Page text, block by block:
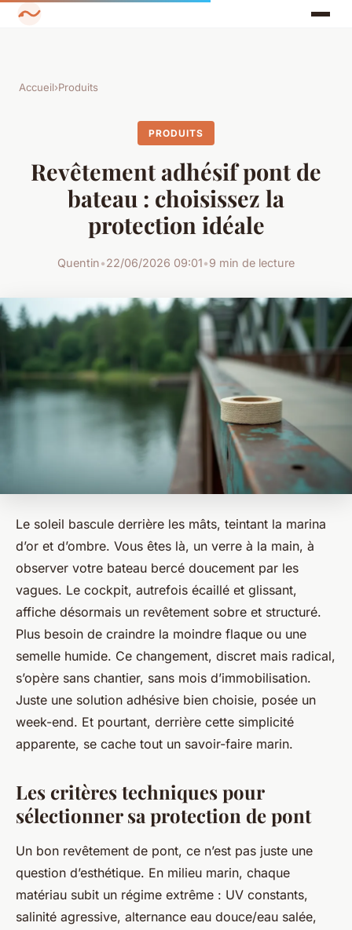
Accueil›Produits
PRODUITS
Revêtement adhésif pont de
bateau : choisissez la
protection idéale
Quentin•22/06/2026 09:01•9 min de lecture
Le soleil bascule derrière les mâts, teintant la marina
d’or et d’ombre. Vous êtes là, un verre à la main, à
observer votre bateau bercé doucement par les
vagues. Le cockpit, autrefois écaillé et glissant,
affiche désormais un revêtement sobre et structuré.
Plus besoin de craindre la moindre flaque ou une
semelle humide. Ce changement, discret mais radical,
s’opère sans chantier, sans mois d’immobilisation.
Juste une solution adhésive bien choisie, posée un
week-end. Et pourtant, derrière cette simplicité
apparente, se cache tout un savoir-faire marin.
Les critères techniques pour
sélectionner sa protection de pont
Un bon revêtement de pont, ce n’est pas juste une
question d’esthétique. En milieu marin, chaque
matériau subit un régime extrême : UV constants,
salinité agressive, alternance eau douce/eau salée,